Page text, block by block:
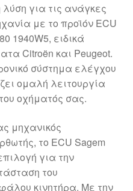
για τις ανάγκες
με το προϊόν ECU
1940W5, ειδικά
Citroën και Peugeot.
σύστημα ελέγχου
ομαλή λειτουργία
οχήματός σας.
μηχανικός
το ECU Sagem
για την
του
κινητήρα. Με την